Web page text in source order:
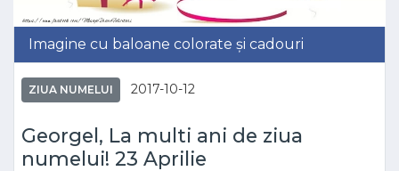
Imagine cu baloane colorate și cadouri
ZIUA NUMELUI 2017-10-12
Georgel, La multi ani de ziua
numelui! 23 Aprilie